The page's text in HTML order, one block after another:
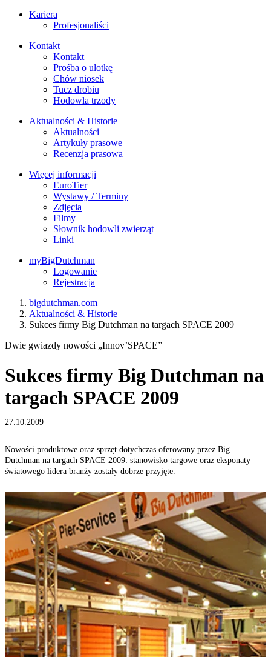
Kariera
Profesjonaliści
Kontakt
Kontakt
Prośba o ulotkę
Chów niosek
Tucz drobiu
Hodowla trzody
Aktualności & Historie
Aktualności
Artykuły prasowe
Recenzja prasowa
Więcej informacji
EuroTier
Wystawy / Terminy
Zdjęcia
Filmy
Słownik hodowli zwierząt
Linki
myBigDutchman
Logowanie
Rejestracja
bigdutchman.com
Aktualności & Historie
Sukces firmy Big Dutchman na targach SPACE 2009
Dwie gwiazdy nowości „Innov’SPACE”
Sukces firmy Big Dutchman na
targach SPACE 2009
27.10.2009
Nowości produktowe oraz sprzęt dotychczas oferowany przez Big
Dutchman na targach SPACE 2009: stanowisko targowe oraz eksponaty
światowego lidera branży zostały dobrze przyjęte.